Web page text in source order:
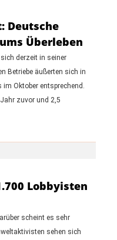
Deutsche
Überleben
derzeit in seiner
Betriebe äußerten sich in
Oktober entsprechend.
zuvor und 2,5
Lobbyisten
scheint es sehr
sehen sich